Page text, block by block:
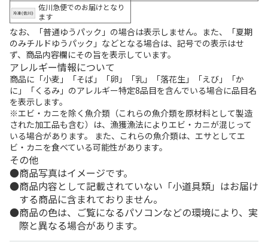
佐川急便でのお届けとなり
ます
なお、「普通ゆうパック」の場合は表示しません。また、「夏期
のみチルドゆうパック」などとなる場合は、記号での表示はせ
ず、商品内容欄にその旨を表示しています。
アレルギー情報について
商品に「小麦」「そば」「卵」「乳」「落花生」「えび」「か
に」「くるみ」のアレルギー特定8品目を含んでいる場合に品目名
を表示します。
※エビ・カニを除く魚介類（これらの魚介類を原材料として製造
された加工品も含む）は、漁獲漁法によりエビ・カニが混じって
いる場合があります。 また、これらの魚介類は、エサとしてエ
ビ・カニを食べている可能性があります。
その他
商品写真はイメージです。
商品内容として記載されていない「小道具類」はお届け
する商品に含まれておりません。
商品の色は、ご覧になるパソコンなどの環境により、実
際と異なる場合があります。